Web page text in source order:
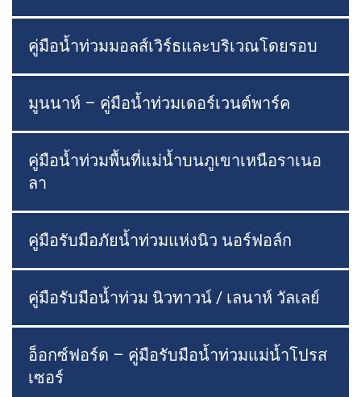
คู่มือน้ำท่วมมอลส์เวิร์ธและบริเวณโดยรอบ
มูนนาห์ – คู่มือน้ำท่วมเดอร์เวนต์พาร์ค
คู่มือน้ำท่วมพื้นที่แม่น้ำบนภูเขาเหนือราเนอ
ลา
คู่มือรับมือภัยน้ำท่วมแห่งนิว นอร์ฟอล์ก
คู่มือรับมือน้ำท่วม นิวทาวน์ / เลนาห์ วัลเลย์
อ็อกซ์ฟอร์ด – คู่มือรับมือน้ำท่วมแม่น้ำโปรส
เซอร์